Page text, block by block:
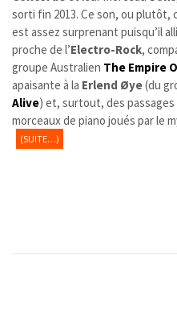
sorti fin 2013. Ce son, ou plutôt,
est assez surprenant puisqu’il
proche de l’Electro-Rock,
groupe Australien The Empire
apaisante à la Erlend Øye(du
Alive) et, surtout, des
morceaux de piano joués par le
(SUITE…)